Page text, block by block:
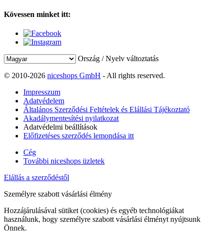
Kövessen minket itt:
Ország / Nyelv változtatás
© 2010-2026 niceshops GmbH - All rights reserved.
Impresszum
Adatvédelem
Általános Szerződési Feltételek és Elállási Tájékoztató
Akadálymentesítési nyilatkozat
Adatvédelmi beállítások
Előfizetéses szerződés lemondása itt
Cég
További niceshops üzletek
Elállás a szerződéstől
Személyre szabott vásárlási élmény
Hozzájárulásával sütiket (cookies) és egyéb technológiákat
használunk, hogy személyre szabott vásárlási élményt nyújtsunk
Önnek.